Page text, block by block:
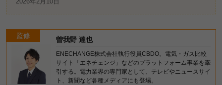
監修 曽我野 達也
ENECHANGE株式会社執行役員CBDO。電気・ガス比較
サイト「エネチェンジ」などのプラットフォーム事業を牽
引する。電力業界の専門家として、テレビやニュースサイ
ト、新聞など各種メディアにも登場。